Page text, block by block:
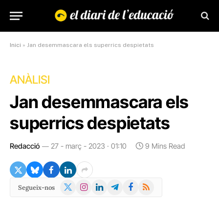
Inici » Jan desemmascara els superrics despietats
ANÀLISI
Jan desemmascara els
superrics despietats
Redacció 27 - març - 2023 · 01:10 9 Mins Read
Segueix-nos
X
Instagram
LinkedInTelegramFacebook
RSS